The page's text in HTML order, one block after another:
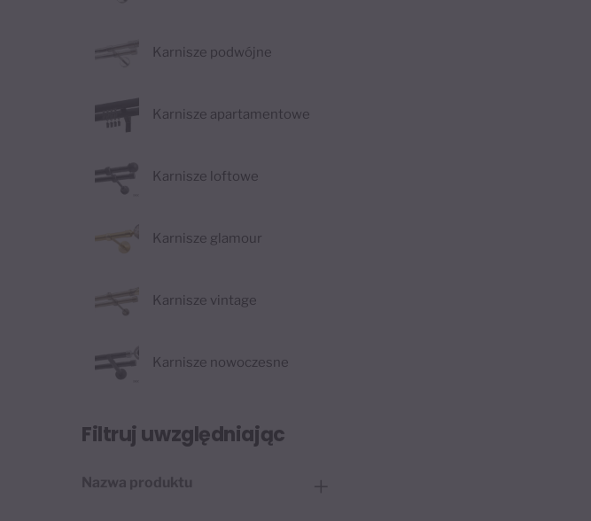
Karnisze podwójne
Karnisze apartamentowe
Karnisze loftowe
Karnisze glamour
Karnisze vintage
Karnisze nowoczesne
Filtruj uwzględniając
Nazwa produktu